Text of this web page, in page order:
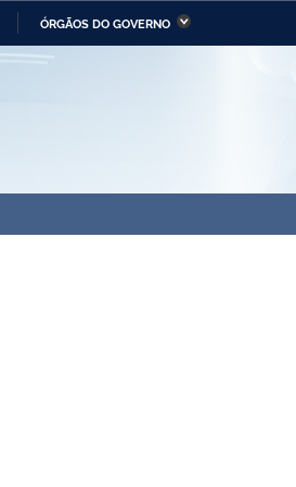
ÓRGÃOS DO GOVERNO
da Infraestrutura